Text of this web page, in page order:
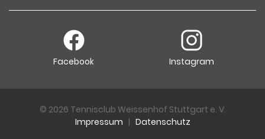
Facebook Instagram
© 2026 Tennisclub Weissenhof Stuttgart e. V.
Impressum | Datenschutz